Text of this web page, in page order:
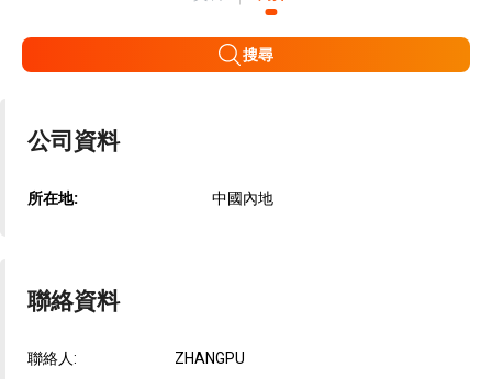
搜尋
公司資料
所在地: 中國內地
聯絡資料
聯絡人: ZHANGPU